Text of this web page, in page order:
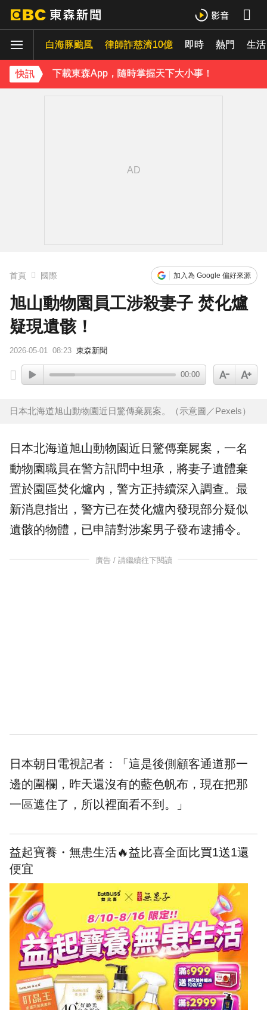
白海豚颱風 律師詐慈濟10億 即時 熱門 生活
快訊 下載東森App，隨時掌握天下大小事！
首頁 國際 加入為 Google 偏好來源
旭山動物園員工涉殺妻子 焚化爐
疑現遺骸！
2026-05-01 08:23 東森新聞
00:00
日本北海道旭山動物園近日驚傳棄屍案。（示意圖／Pexels）
日本北海道旭山動物園近日驚傳棄屍案，一名
動物園職員在警方訊問中坦承，將妻子遺體棄
置於園區焚化爐內，警方正持續深入調查。最
新消息指出，警方已在焚化爐內發現部分疑似
遺骸的物體，已申請對涉案男子發布逮捕令。
廣告 / 請繼續往下閱讀
日本朝日電視記者：「這是後側顧客通道那一
邊的圍欄，昨天還沒有的藍色帆布，現在把那
一區遮住了，所以裡面看不到。」
益起寶養・無患生活🔥益比喜全面比買1送1還
便宜